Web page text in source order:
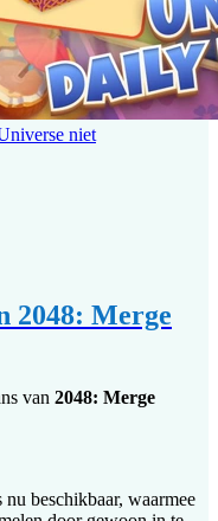
niet
2048: Merge
van 2048: Merge
nu beschikbaar, waarmee